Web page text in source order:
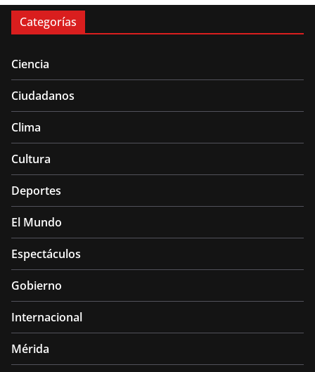
Categorías
Ciencia
Ciudadanos
Clima
Cultura
Deportes
El Mundo
Espectáculos
Gobierno
Internacional
Mérida